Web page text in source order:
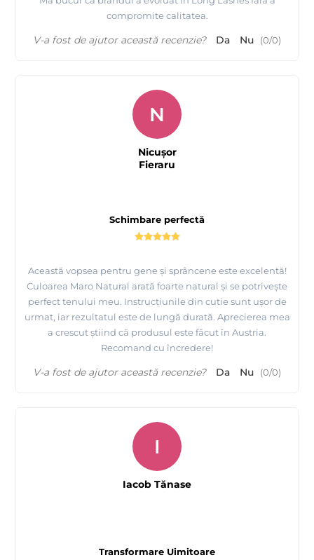
compromite calitatea.
V-a fost de ajutor această recenzie? Da Nu (0/0)
Schimbare perfectă
Această vopsea pentru gene și sprâncene este excelentă!
Culoarea Maro Natural arată foarte natural și se potrivește
perfect tenului meu. Instrucțiunile din cutie sunt ușor de
urmat, iar rezultatul este de lungă durată. Aprecierea mea
a crescut știind că produsul este făcut în Austria.
Recomand cu încredere!
N
Nicușor
Fieraru
V-a fost de ajutor această recenzie? Da Nu (0/0)
Transformare Uimitoare
I
Iacob Tănase